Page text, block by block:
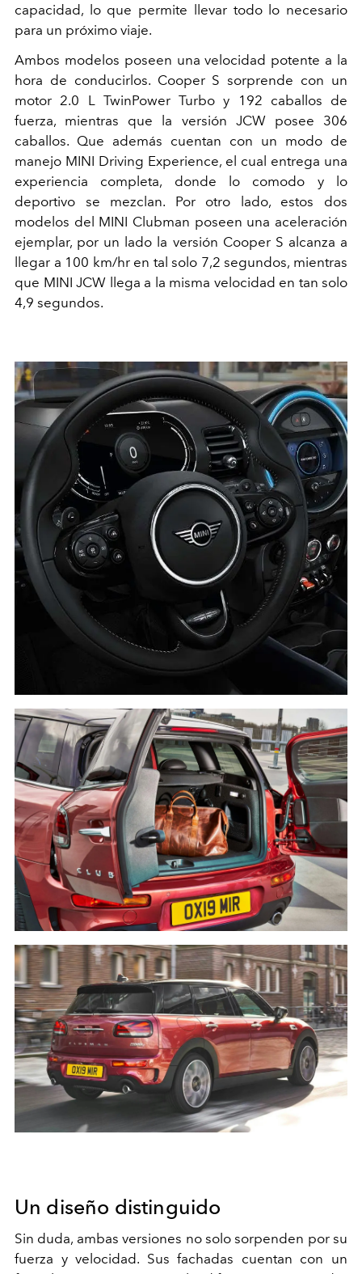
capacidad, lo que permite llevar todo lo necesario
para un próximo viaje.
Ambos modelos poseen una velocidad potente a la
hora de conducirlos. Cooper S sorprende con un
motor 2.0 L TwinPower Turbo y 192 caballos de
fuerza, mientras que la versión JCW posee 306
caballos. Que además cuentan con un modo de
manejo MINI Driving Experience, el cual entrega una
experiencia completa, donde lo comodo y lo
deportivo se mezclan. Por otro lado, estos dos
modelos del MINI Clubman poseen una aceleración
ejemplar, por un lado la versión Cooper S alcanza a
llegar a 100 km/hr en tal solo 7,2 segundos, mientras
que MINI JCW llega a la misma velocidad en tan solo
4,9 segundos.
Un diseño distinguido
Sin duda, ambas versiones no solo sorpenden por su
fuerza y velocidad. Sus fachadas cuentan con un